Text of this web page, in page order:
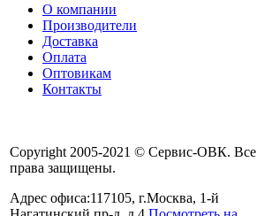
О компании
Производители
Доставка
Оплата
Оптовикам
Контакты
Copyright 2005-2021 © Сервис-ОВК. Все
права защищены.
Адрес офиса:117105, г.Москва, 1-й